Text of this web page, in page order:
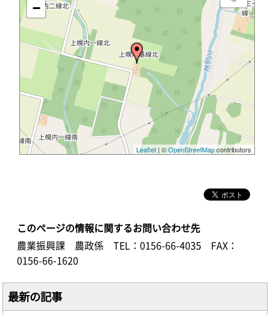
−
Leaflet | ©OpenStreetMapcontributors
このページの情報に関するお問い合わせ先
農業振興課 農政係
TEL：0156-66-4035
FAX：
0156-66-1620
最新の記事